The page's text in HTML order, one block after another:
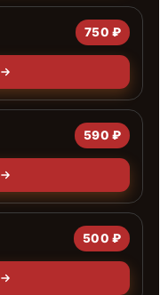
750 ₽
590 ₽
500 ₽